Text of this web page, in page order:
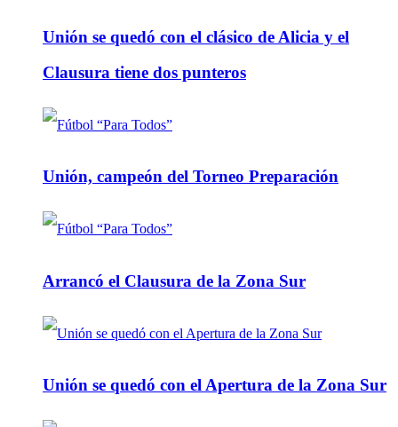
Unión se quedó con el clásico de Alicia y el
Clausura tiene dos punteros
Unión, campeón del Torneo Preparación
Arrancó el Clausura de la Zona Sur
Unión se quedó con el Apertura de la Zona Sur